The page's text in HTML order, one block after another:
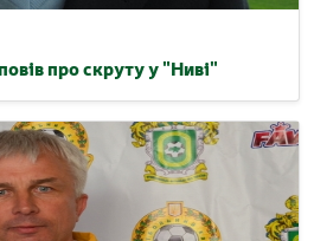
про скруту у "Ниві"